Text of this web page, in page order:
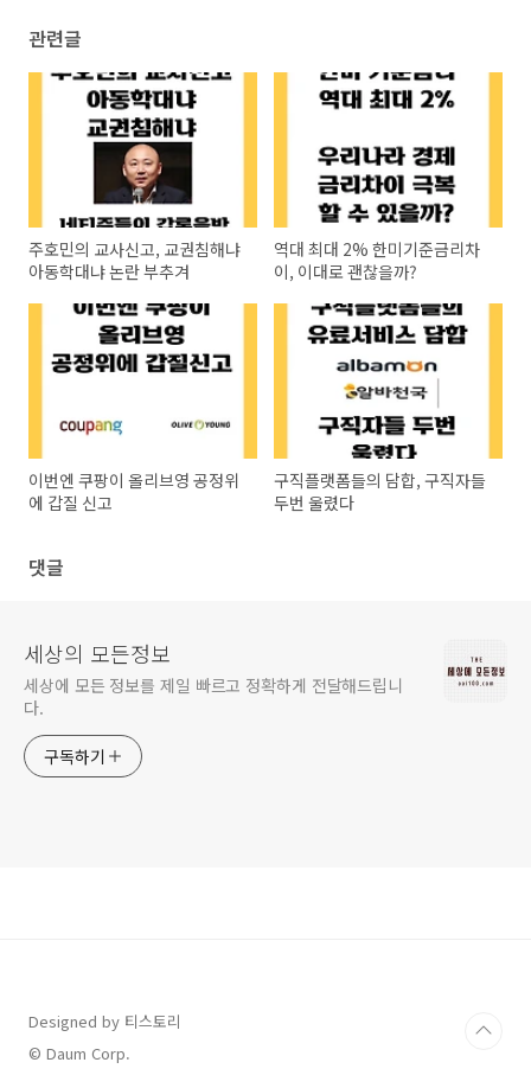
관련글
주호민의 교사신고, 교권침해냐
아동학대냐 논란 부추겨
역대 최대 2% 한미기준금리차
이, 이대로 괜찮을까?
이번엔 쿠팡이 올리브영 공정위
에 갑질 신고
구직플랫폼들의 담합, 구직자들
두번 울렸다
댓글
세상의 모든정보
세상에 모든 정보를 제일 빠르고 정확하게 전달해드립니
다.
구독하기
Designed by 티스토리
© Daum Corp.